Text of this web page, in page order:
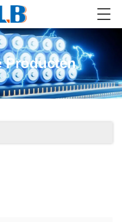
Producten